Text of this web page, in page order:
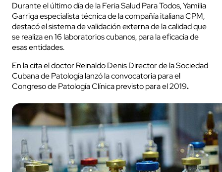
Durante el último día de la Feria Salud Para Todos, Yamilia
Garriga especialista técnica de la compañía italiana CPM,
destacó el sistema de validación externa de la calidad que
se realiza en 16 laboratorios cubanos, para la eficacia de
esas entidades.
En la cita el doctor Reinaldo Denis Director de la Sociedad
Cubana de Patología lanzó la convocatoria para el
Congreso de Patología Clínica previsto para el 2019.